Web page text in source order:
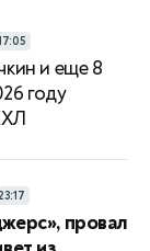
и еще 8
году
провал